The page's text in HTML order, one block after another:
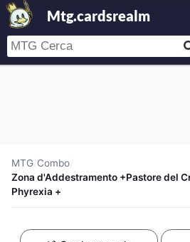
Mtg.cardsrealm
MTG/Combo/
Zona d'Addestramento +Pastore del
Phyrexia +